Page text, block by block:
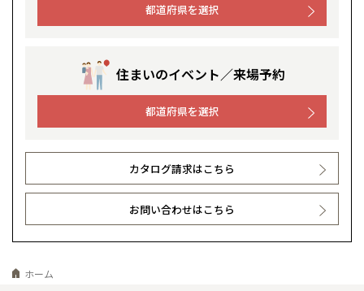
都道府県を選択
住まいのイベント／来場予約
都道府県を選択
カタログ請求はこちら
お問い合わせはこちら
ホーム